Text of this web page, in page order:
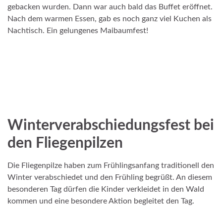
gebacken wurden. Dann war auch bald das Buffet eröffnet.
Nach dem warmen Essen, gab es noch ganz viel Kuchen als
Nachtisch. Ein gelungenes Maibaumfest!
Winterverabschiedungsfest bei
den Fliegenpilzen
Die Fliegenpilze haben zum Frühlingsanfang traditionell den
Winter verabschiedet und den Frühling begrüßt. An diesem
besonderen Tag dürfen die Kinder verkleidet in den Wald
kommen und eine besondere Aktion begleitet den Tag.